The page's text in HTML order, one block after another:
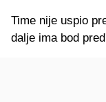
Time nije uspio
dalje ima bod